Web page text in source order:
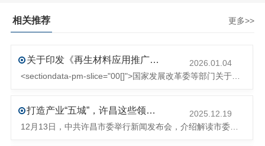
相关推荐 更多>>
关于印发《再生材料应用推广行动方案》的通知(发改环资〔2025〕1681号)
2026.01.04
打造产业“五城”，许昌这些领域将迎来大发展！
2025.12.19